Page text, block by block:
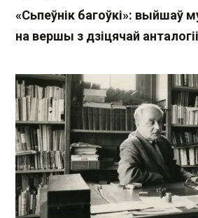
«Сьпеўнік багоўкі»: выйшаў
на вершы з дзіцячай